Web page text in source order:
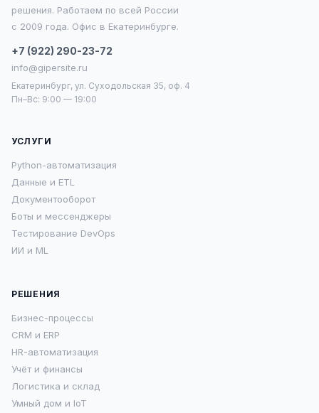
решения. Работаем по всей России
с 2009 года. Офис в Екатеринбурге.
+7 (922) 290-23-72
info@gipersite.ru
Екатеринбург, ул. Суходольская 35, оф. 4
Пн–Вс: 9:00 — 19:00
УСЛУГИ
Python-автоматизация
Данные и ETL
Документооборот
Боты и мессенджеры
Тестирование DevOps
ИИ и ML
РЕШЕНИЯ
Бизнес-процессы
CRM и ERP
HR-автоматизация
Учёт и финансы
Логистика и склад
Умный дом и IoT